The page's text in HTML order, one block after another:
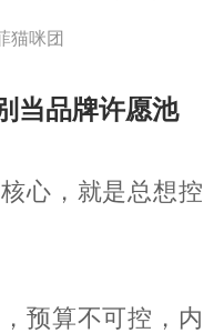
猫咪团
当品牌许愿池
心，就是总想控
预算不可控，内